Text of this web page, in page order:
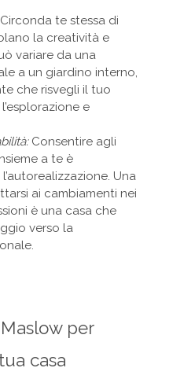
te stessa di
la creatività e
variare da una
a un giardino interno,
che risvegli il tuo
e
Consentire agli
a te è
Una
ai cambiamenti nei
è una casa che
verso la
per
casa